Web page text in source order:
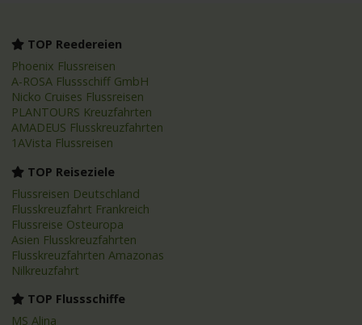
TOP Reedereien
Phoenix Flussreisen
A-ROSA Flussschiff GmbH
Nicko Cruises Flussreisen
PLANTOURS Kreuzfahrten
AMADEUS Flusskreuzfahrten
1AVista Flussreisen
TOP Reiseziele
Flussreisen Deutschland
Flusskreuzfahrt Frankreich
Flussreise Osteuropa
Asien Flusskreuzfahrten
Flusskreuzfahrten Amazonas
Nilkreuzfahrt
TOP Flussschiffe
MS Alina